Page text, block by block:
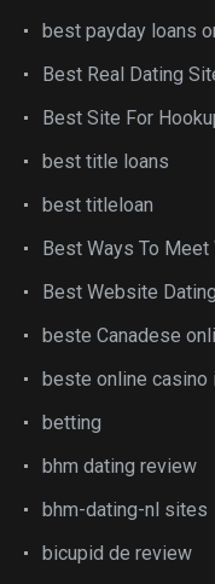
best payday loans
Best Real Dating
Best Site For
best title loans
best titleloan
Best Ways To Meet
Best Website Dating
beste Canadese
beste online casino
betting
bhm dating review
bhm-dating-nl sites
bicupid de review